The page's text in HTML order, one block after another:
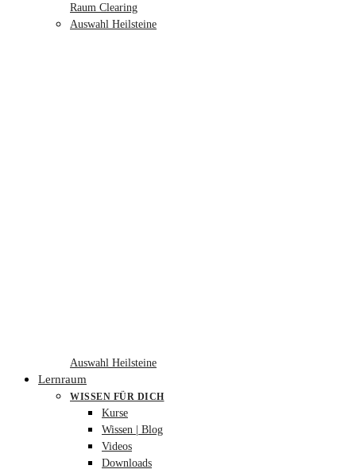
Raum Clearing
Auswahl Heilsteine
Auswahl Heilsteine
Lernraum
WISSEN FÜR DICH
Kurse
Wissen | Blog
Videos
Downloads